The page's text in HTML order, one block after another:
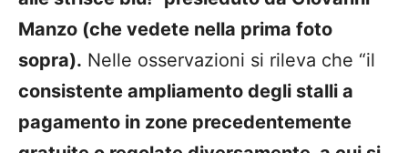
Manzo (che vedete nella prima foto
sopra). Nelle osservazioni si rileva che “il
consistente ampliamento degli stalli a
pagamento in zone precedentemente